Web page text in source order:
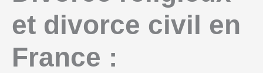
et divorce civil en
France :